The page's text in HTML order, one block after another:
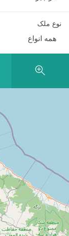
نوع ملک
همه انواع